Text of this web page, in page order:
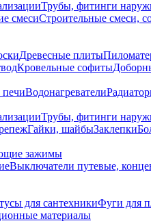
Трубы, фитинги
смесиСтроительные смеси,
Древесные плиты
Кровельные софиты
Водонагреватели
Трубы, фитинги
Гайки, шайбыЗаклепки
зажимы
Выключатели путевые,
для сантехникиФуги для
материалы